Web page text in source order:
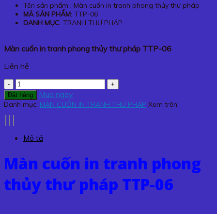
Tên sản phẩm : Màn cuốn in tranh phong thủy thư pháp
MÃ SẢN PHẨM: TTP-06
DANH MỤC: TRANH THƯ PHÁP
Màn cuốn in tranh phong thủy thư pháp TTP-06
Liên hệ
Màn
cuốn
in
thư
TTP-
06
số
lượng
Đặt hàng Mua ngay
Danh mục: MÀN CUỐN IN TRANH THƯ PHÁP Xem trên:
Mô tả
Màn cuốn in tranh phong
thủy thư pháp TTP-06